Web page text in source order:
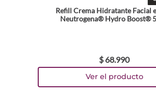
Refill Crema Hidratante Facial
Neutrogena® Hydro Boost®
$ 68.990